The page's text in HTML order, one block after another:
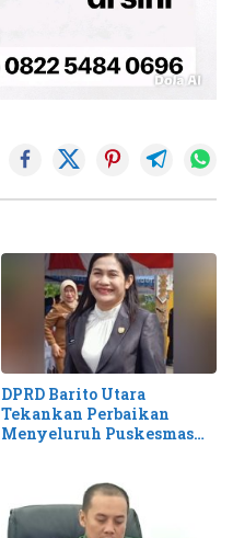
DPRD Barito Utara
Tekankan Perbaikan
Menyeluruh Puskesmas